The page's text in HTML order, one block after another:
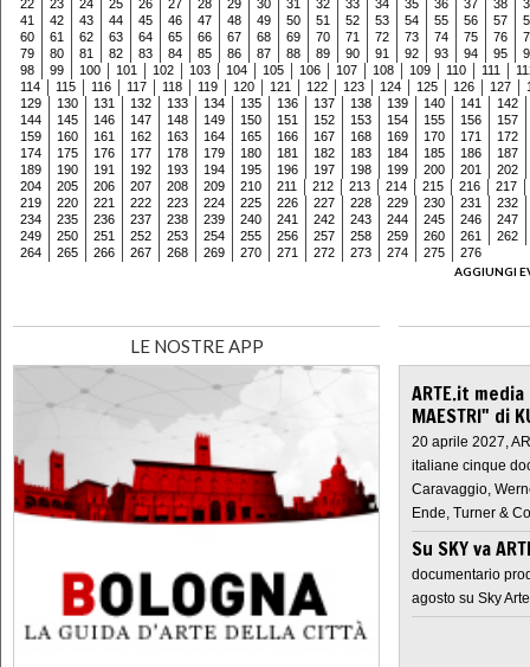
22 23 24 25 26 27 28 29 30 31 32 33 34 35 36 37 38
41
42 43 44 45 46 47 48 49 50 51 52 53 54 55 56 57
60
61 62 63 64 65 66 67 68 69 70 71 72 73 74 75 76
79
80 81 82 83 84 85 86 87 88 89 90 91 92 93 94 95
98
99 100 101 102 103 104 105 106 107 108 109 110 111
114
115 116 117 118 119 120 121 122 123 124 125 126 127
129
130 131 132 133 134 135 136 137 138 139 140 141
142
144
145 146 147 148 149 150 151 152 153 154 155 156
157
159
160 161 162 163 164 165 166 167 168 169 170 171
172
174
175 176 177 178 179 180 181 182 183 184 185 186
187
189
190 191 192 193 194 195 196 197 198 199 200 201
202
204
205 206 207 208 209 210 211 212 213 214 215 216
217
219
220 221 222 223 224 225 226 227 228 229 230 231
232
234
235 236 237 238 239 240 241 242 243 244 245 246
247
249
250 251 252 253 254 255 256 257 258 259 260 261
262
264
265 266 267 268 269 270 271 272 273 274 275
276
AGGIUNGI
LE NOSTRE APP
ARTE.it
MAESTRI" di
20 aprile 2027,
italiane cinque
Caravaggio,
Ende, Turner &
Su SKY va
documentario
agosto su Sky Arte